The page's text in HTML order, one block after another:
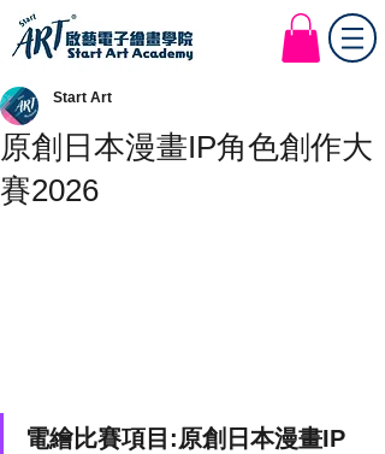
Start Art Workshop
原創日本漫畫IP角色創作大
賽2026
Start Art
電繪比賽項目:原創日本漫畫IP